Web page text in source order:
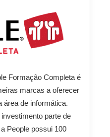
Formação Completa é
marcas a oferecer
área de informática.
parte de
People possui 100